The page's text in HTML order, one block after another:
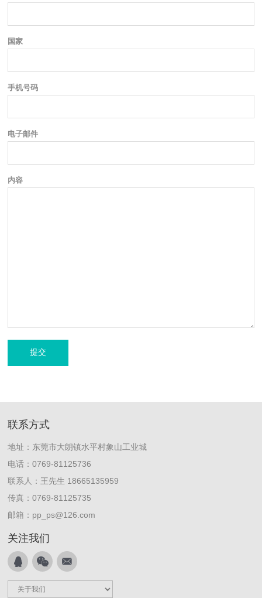
国家
手机号码
电子邮件
内容
提交
联系方式
地址：东莞市大朗镇水平村象山工业城
电话：0769-81125736
联系人：王先生 18665135959
传真：0769-81125735
邮箱：pp_ps@126.com
关注我们